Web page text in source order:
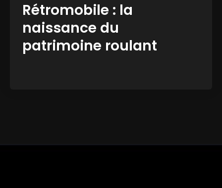
Rétromobile : la
naissance du
patrimoine roulant